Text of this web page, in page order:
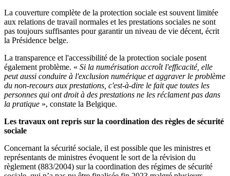
La couverture complète de la protection sociale est souvent limitée
aux relations de travail normales et les prestations sociales ne sont
pas toujours suffisantes pour garantir un niveau de vie décent, écrit
la Présidence belge.
La transparence et l'accessibilité de la protection sociale posent
également problème. « Si la numérisation accroît l'efficacité, elle
peut aussi conduire à l'exclusion numérique et aggraver le problème
du non-recours aux prestations, c'est-à-dire le fait que toutes les
personnes qui ont droit à des prestations ne les réclament pas dans
la pratique », constate la Belgique.
Les travaux ont repris sur la coordination des règles de sécurité
sociale
Concernant la sécurité sociale, il est possible que les ministres et
représentants de ministres évoquent le sort de la révision du
règlement (883/2004) sur la coordination des régimes de sécurité